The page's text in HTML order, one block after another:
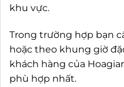
khu vực.
Trong trường hợp bạn
hoặc theo khung giờ
khách hàng của
phù hợp nhất.